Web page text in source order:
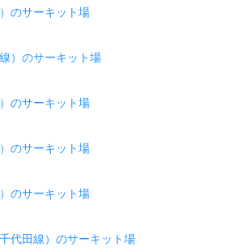
のサーキット場
）のサーキット場
のサーキット場
のサーキット場
のサーキット場
代田線）のサーキット場